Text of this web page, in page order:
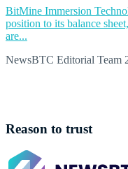
BitMine Immersion
position to its balance
are...
NewsBTC Editorial Team
Reason to trust